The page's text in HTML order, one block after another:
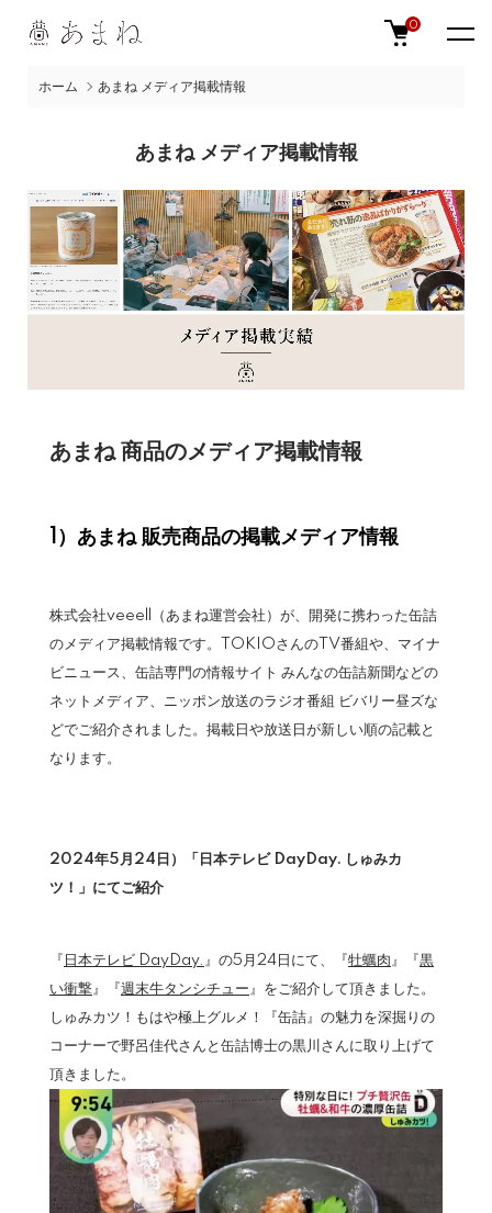
0
ホーム あまね メディア掲載情報
あまね メディア掲載情報
あまね 商品のメディア掲載情報
1）あまね 販売商品の掲載メディア情報
株式会社veeell（あまね運営会社）が、開発に携わった缶詰
のメディア掲載情報です。TOKIOさんのTV番組や、マイナ
ビニュース、缶詰専門の情報サイト みんなの缶詰新聞などの
ネットメディア、ニッポン放送のラジオ番組 ビバリー昼ズな
どでご紹介されました。掲載日や放送日が新しい順の記載と
なります。
2024年5月24日）「日本テレビ DayDay. しゅみカ
ツ！」にてご紹介
『 日本テレビ DayDay. 』の5月24日にて、『牡蠣肉』『黒
い衝撃』『週末牛タンシチュー』をご紹介して頂きました。
しゅみカツ！もはや極上グルメ！『缶詰』の魅力を深掘りの
コーナーで野呂佳代さんと缶詰博士の黒川さんに取り上げて
頂きました。